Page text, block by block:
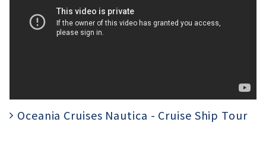
Oceania Cruises Nautica - Cruise Ship Tour